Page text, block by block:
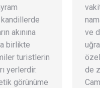
kandillerde
akınına
birlikte
turistlerin
yerlerdir.
görünüme
ve
de